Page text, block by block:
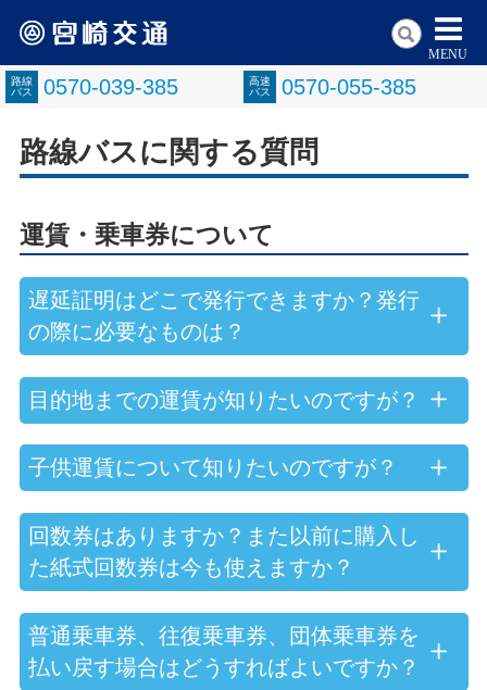
路線
バス
0570-039-385
高速
バス
0570-055-385
MENU
路線バスに関する質問
運賃・乗車券について
遅延証明はどこで発行できますか？発行
の際に必要なものは？
目的地までの運賃が知りたいのですが？
子供運賃について知りたいのですが？
回数券はありますか？また以前に購入し
た紙式回数券は今も使えますか？
普通乗車券、往復乗車券、団体乗車券を
払い戻す場合はどうすればよいですか？